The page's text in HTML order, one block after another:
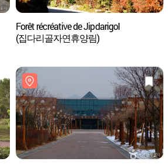
Forêt récréative de Jipdarigol
(집다리골자연휴양림)